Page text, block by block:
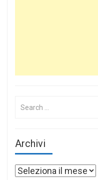
Archivi
Archivi